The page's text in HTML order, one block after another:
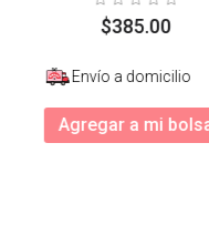
$385.00
Envío a domicilio
Agregar a mi